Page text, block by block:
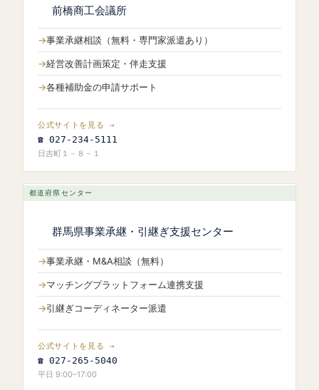
前橋商工会議所
事業承継相談（無料・専門家派遣あり）
経営改善計画策定・伴走支援
各種補助金の申請サポート
公式サイトを見る →
☎ 027-234-5111
日吉町１－８－１
都道府県センター
群馬県事業承継・引継ぎ支援センター
事業承継・M&A相談（無料）
マッチングプラットフォーム連携支援
引継ぎコーディネーター派遣
公式サイトを見る →
☎ 027-265-5040
平日 9:00–17:00